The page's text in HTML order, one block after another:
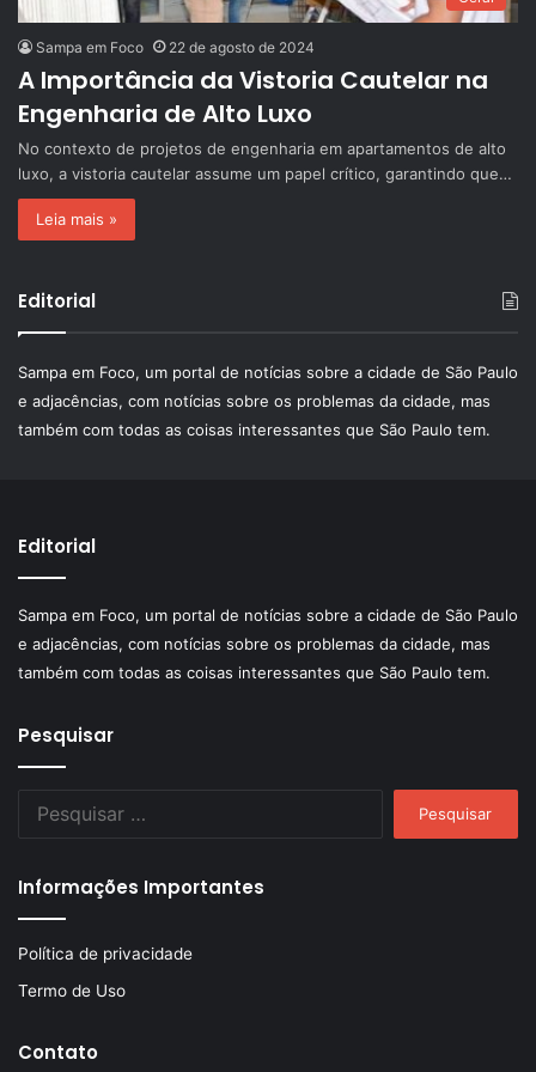
Sampa em Foco 22 de agosto de 2024
A Importância da Vistoria Cautelar na
Engenharia de Alto Luxo
No contexto de projetos de engenharia em apartamentos de alto
luxo, a vistoria cautelar assume um papel crítico, garantindo que…
Leia mais »
Editorial
Sampa em Foco, um portal de notícias sobre a cidade de São Paulo
e adjacências, com notícias sobre os problemas da cidade, mas
também com todas as coisas interessantes que São Paulo tem.
Editorial
Sampa em Foco, um portal de notícias sobre a cidade de São Paulo
e adjacências, com notícias sobre os problemas da cidade, mas
também com todas as coisas interessantes que São Paulo tem.
Pesquisar
Informações Importantes
Política de privacidade
Termo de Uso
Contato